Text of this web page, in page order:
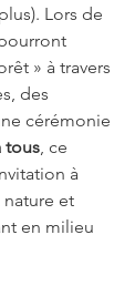
Lors de
» à travers
des
cérémonie
tous , ce
à
nature et
en milieu